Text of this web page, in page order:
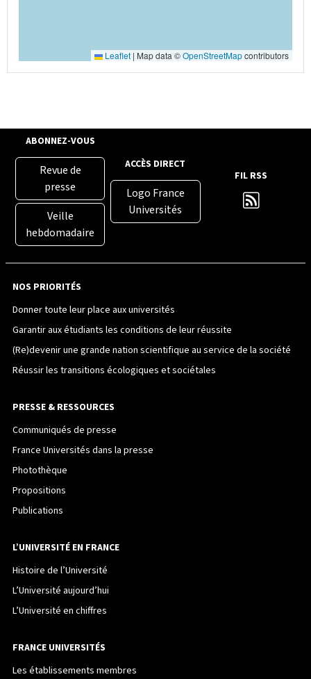
Leaflet | Map data ©OpenStreetMapcontributors
ABONNEZ-VOUS
Revue de
presse
Veille
hebdomadaire
ACCÈS DIRECT
Logo France
Universités
FIL RSS
NOS PRIORITÉS
Donner toute leur place aux universités
Garantir aux étudiants les conditions de leur réussite
(Re)devenir une grande nation scientifique au service de la société
Réussir les transitions écologiques et sociétales
PRESSE & RESSOURCES
Communiqués de presse
France Universités dans la presse
Photothèque
Propositions
Publications
L’UNIVERSITÉ EN FRANCE
Histoire de l’Université
L’Université aujourd’hui
L’Université en chiffres
FRANCE UNIVERSITÉS
Les établissements membres